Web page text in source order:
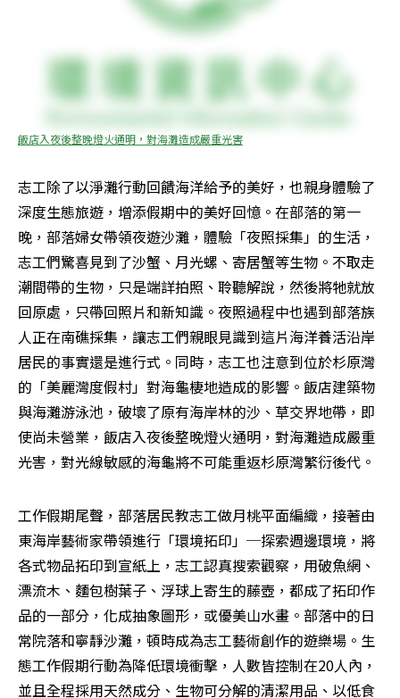
飯店入夜後整晚燈火通明，對海灘造成嚴重光害
志工除了以淨灘行動回饋海洋給予的美好，也親身體驗了
深度生態旅遊，增添假期中的美好回憶。在部落的第一
晚，部落婦女帶領夜遊沙灘，體驗「夜照採集」的生活，
志工們驚喜見到了沙蟹、月光螺、寄居蟹等生物。不取走
潮間帶的生物，只是端詳拍照、聆聽解說，然後將牠就放
回原處，只帶回照片和新知識。夜照過程中也遇到部落族
人正在南礁採集，讓志工們親眼見識到這片海洋養活沿岸
居民的事實還是進行式。同時，志工也注意到位於杉原灣
的「美麗灣度假村」對海龜棲地造成的影響。飯店建築物
與海灘游泳池，破壞了原有海岸林的沙、草交界地帶，即
使尚未營業，飯店入夜後整晚燈火通明，對海灘造成嚴重
光害，對光線敏感的海龜將不可能重返杉原灣繁衍後代。
工作假期尾聲，部落居民教志工做月桃平面編織，接著由
東海岸藝術家帶領進行「環境拓印」─探索週邊環境，將
各式物品拓印到宣紙上，志工認真搜索觀察，用破魚網、
漂流木、麵包樹葉子、浮球上寄生的藤壺，都成了拓印作
品的一部分，化成抽象圖形，或優美山水畫。部落中的日
常院落和寧靜沙灘，頓時成為志工藝術創作的遊樂場。生
態工作假期行動為降低環境衝擊，人數皆控制在20人內，
並且全程採用天然成分、生物可分解的清潔用品、以低食